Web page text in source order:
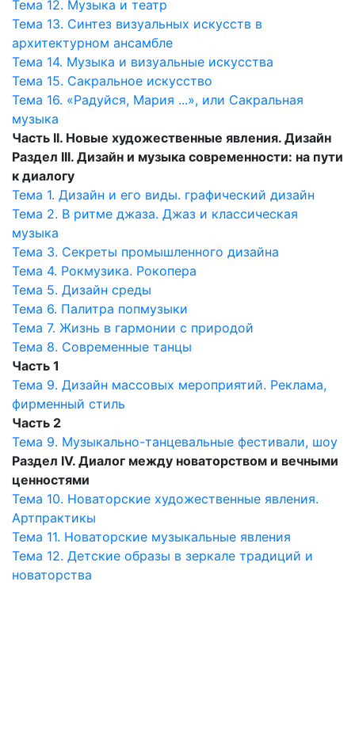
Тема 12. Музыка и театр
Тема 13. Синтез визуальных искусств в
архитектурном ансамбле
Тема 14. Музыка и визуальные искусства
Тема 15. Сакральное искусство
Тема 16. «Радуйся, Мария ...», или Сакральная
музыка
Часть II. Новые художественные явления. Дизайн
Раздел III. Дизайн и музыка современности: на пути
к диалогу
Тема 1. Дизайн и его виды. графический дизайн
Тема 2. В ритме джаза. Джаз и классическая
музыка
Тема 3. Секреты промышленного дизайна
Тема 4. Рокмузика. Рокопера
Тема 5. Дизайн среды
Тема 6. Палитра попмузыки
Тема 7. Жизнь в гармонии с природой
Тема 8. Современные танцы
Часть 1
Тема 9. Дизайн массовых мероприятий. Реклама,
фирменный стиль
Часть 2
Тема 9. Музыкально-танцевальные фестивали, шоу
Раздел IV. Диалог между новаторством и вечными
ценностями
Тема 10. Новаторские художественные явления.
Артпрактикы
Тема 11. Новаторские музыкальные явления
Тема 12. Детские образы в зеркале традиций и
новаторства